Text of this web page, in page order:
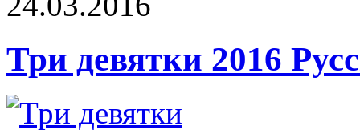
Три девятки 2016